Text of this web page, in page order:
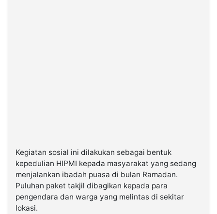
Kegiatan sosial ini dilakukan sebagai bentuk
kepedulian HIPMI kepada masyarakat yang sedang
menjalankan ibadah puasa di bulan Ramadan.
Puluhan paket takjil dibagikan kepada para
pengendara dan warga yang melintas di sekitar
lokasi.